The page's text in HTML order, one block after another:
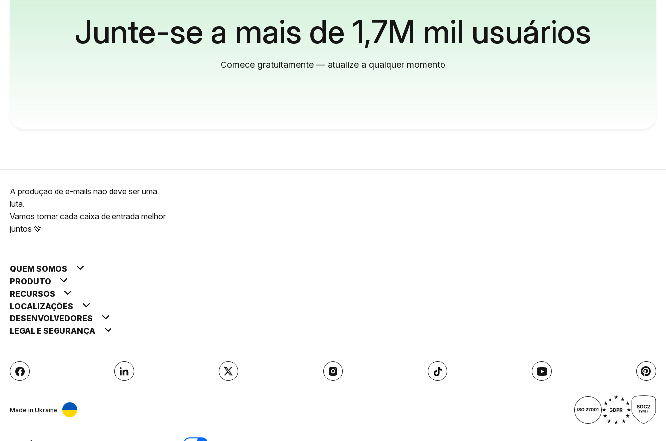
Junte-se a mais de 1,7M mil usuários
Comece gratuitamente — atualize a qualquer momento
A produção de e-mails não deve ser uma
luta.
Vamos tornar cada caixa de entrada melhor
juntos 💚
QUEM SOMOS
PRODUTO
RECURSOS
LOCALIZAÇÕES
DESENVOLVEDORES
LEGAL E SEGURANÇA
Made in Ukraine